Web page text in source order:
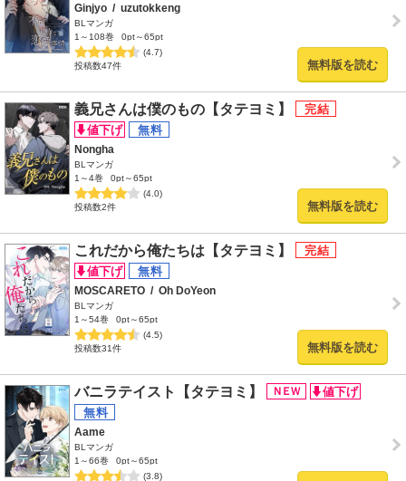
Ginjyo / uzutokkeng
BLマンガ
1～108巻
0pt～65pt
(4.7)
投稿数47件
無料版を読む
義兄さんは僕のもの【タテヨミ】
Nongha
BLマンガ
1～4巻
0pt～65pt
(4.0)
投稿数2件
無料版を読む
これだから俺たちは【タテヨミ】
MOSCARETO / Oh DoYeon
BLマンガ
1～54巻
0pt～65pt
(4.5)
投稿数31件
無料版を読む
バニラテイスト【タテヨミ】
Aame
BLマンガ
1～66巻
0pt～65pt
(3.8)